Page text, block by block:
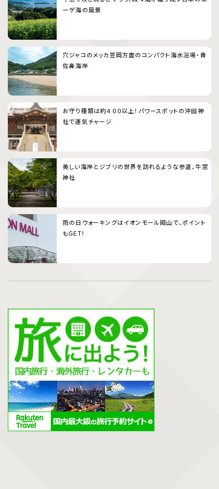
ーゲ海の風景
穴ジャコのメッカ笠岡方面のコンパクト海水浴場・青
佐鼻海岸
お守り種類は約４００以上！パワースポットの沖田神
社で運気チャージ
美しい海岸とジブリの世界を訪れるような参道、牛窓
神社
雨の日ウォーキングはイオンモール岡山で、ポイント
もGET！